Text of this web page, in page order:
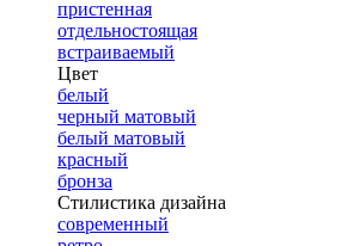
пристенная
отдельностоящая
встраиваемый
Цвет
белый
черный матовый
белый матовый
красный
бронза
Стилистика дизайна
современный